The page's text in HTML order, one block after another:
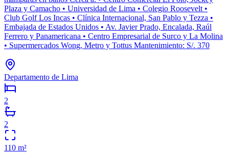
Plaza y Camacho • Universidad de Lima • Colegio Roosevelt •
Club Golf Los Incas • Clínica Internacional, San Pablo y Tezza •
Embajada de Estados Unidos • Av. Javier Prado, Encalada, Raúl
Ferrero y Panamericana • Centro Empresarial de Surco y La Molina
• Supermercados Wong, Metro y Tottus Mantenimiento: S/. 370
Departamento de Lima
2
2
110 m²